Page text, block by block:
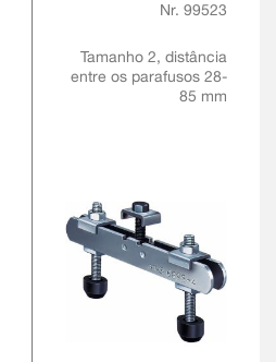
RÁPIDOS
Nr. 99523
Tamanho 2, distância
entre os parafusos 28-
85 mm